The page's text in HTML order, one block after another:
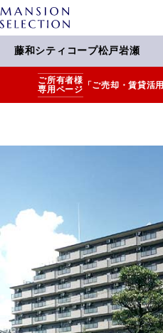
藤和シティコープ松戸岩瀬
ご所有者様
専用ページ 「ご売却・賃貸活